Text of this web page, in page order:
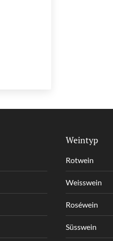
Weintyp
Rotwein
Weisswein
Roséwein
Süsswein